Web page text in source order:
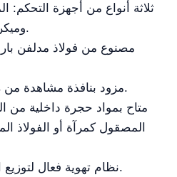
ثلاثة أنواع من أجهزة التحكم:
LED، وميكروكمبيوتر ذكي.
مصنوع من فولاذ مدلفن
مزود بنافذة مشاهدة من زجاج مقوى بطبقتين.
متاح بمواد حجرة داخلية من
المصقول كمرآة أو الفولاذ
نظام تهوية فعال لتوزيع الحرارة بشكل موحد.